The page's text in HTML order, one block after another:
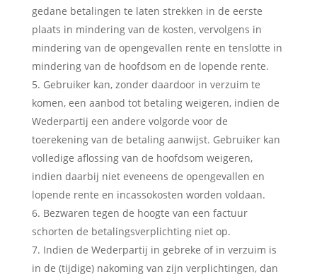
gedane betalingen te laten strekken in de eerste
plaats in mindering van de kosten, vervolgens in
mindering van de opengevallen rente en tenslotte in
mindering van de hoofdsom en de lopende rente.
Gebruiker kan, zonder daardoor in verzuim te
komen, een aanbod tot betaling weigeren, indien de
Wederpartij een andere volgorde voor de
toerekening van de betaling aanwijst. Gebruiker kan
volledige aflossing van de hoofdsom weigeren,
indien daarbij niet eveneens de opengevallen en
lopende rente en incassokosten worden voldaan.
Bezwaren tegen de hoogte van een factuur
schorten de betalingsverplichting niet op.
Indien de Wederpartij in gebreke of in verzuim is
in de (tijdige) nakoming van zijn verplichtingen, dan